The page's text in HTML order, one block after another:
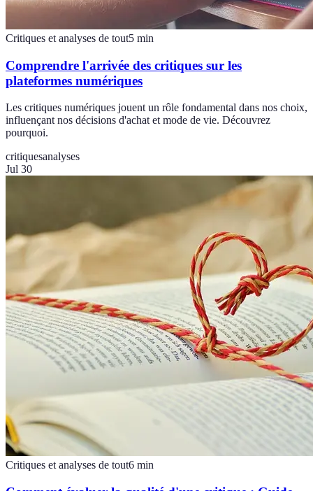
Critiques et analyses de tout5 min
Comprendre l'arrivée des critiques sur les
plateformes numériques
Les critiques numériques jouent un rôle fondamental dans nos choix,
influençant nos décisions d'achat et mode de vie. Découvrez
pourquoi.
critiquesanalyses
Jul 30
Critiques et analyses de tout6 min